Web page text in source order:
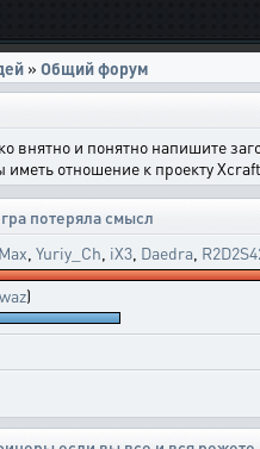
» Общий форум
внятно и понятно напишите
отношение к проекту
потеряла смысл
Yuriy_Ch iX3 Daedra
)